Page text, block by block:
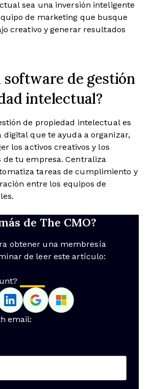
sea una inversión inteligente
de marketing que busque
creativo y generar resultados
software de gestión
intelectual?
de propiedad intelectual es
que te ayuda a organizar,
los activos creativos y los
de tu empresa. Centraliza
tareas de cumplimiento y
entre los equipos de
de The CMO?
obtener una membresía
de leer este artículo:
Log In
email: